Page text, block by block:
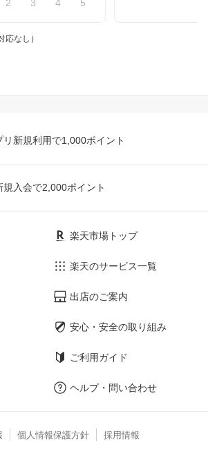
2 3 4 5
応なし）
リ新規利用で1,000ポイント
入会で2,000ポイント
楽天市場トップ
楽天のサービス一覧
出店のご案内
安心・安全の取り組み
ご利用ガイド
ヘルプ・問い合わせ
個人情報保護方針 採用情報